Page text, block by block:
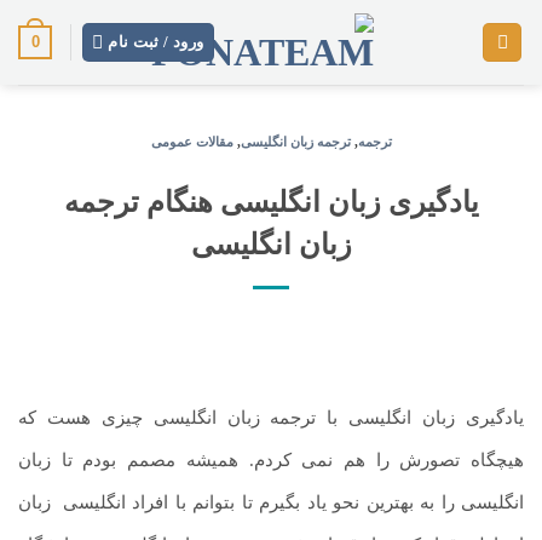
ورود / ثبت نام 0
ترجمه,ترجمه زبان انگلیسی,مقالات عمومی
یادگیری زبان انگلیسی هنگام ترجمه
زبان انگلیسی
یادگیری زبان انگلیسی با ترجمه زبان انگلیسی چیزی هست که
هیچگاه تصورش را هم نمی کردم. همیشه مصمم بودم تا زبان
انگلیسی را به بهترین نحو یاد بگیرم تا بتوانم با افراد انگلیسی زبان